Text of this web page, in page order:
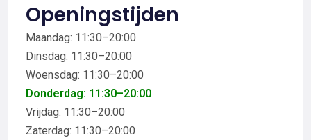
Openingstijden
Maandag: 11:30–20:00
Dinsdag: 11:30–20:00
Woensdag: 11:30–20:00
Donderdag: 11:30–20:00
Vrijdag: 11:30–20:00
Zaterdag: 11:30–20:00